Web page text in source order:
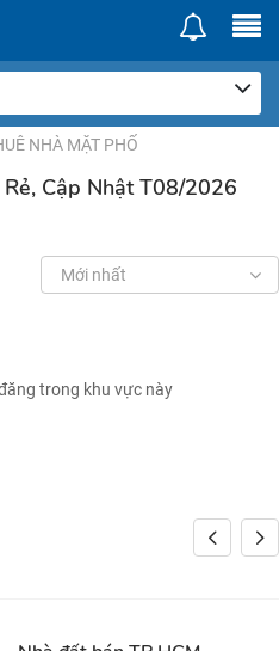
NHÀ MẶT PHỐ
Cập Nhật T08/2026
Mới nhất
trong khu vực này